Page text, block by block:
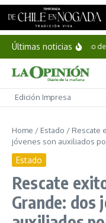
Saltar al contenido
Últimas noticiasGobierno de
Edición Impresa
Home / Estado / Rescate
jóvenes son auxiliados
Estado
Rescate
Grande: dos